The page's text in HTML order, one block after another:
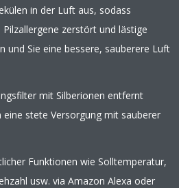
in der Luft aus, sodass
zerstört und lästige
und Sie eine bessere, sauberere Luft
mit Silberionen entfernt
eine stete Versorgung mit sauberer
Funktionen wie Solltemperatur,
usw. via Amazon Alexa oder